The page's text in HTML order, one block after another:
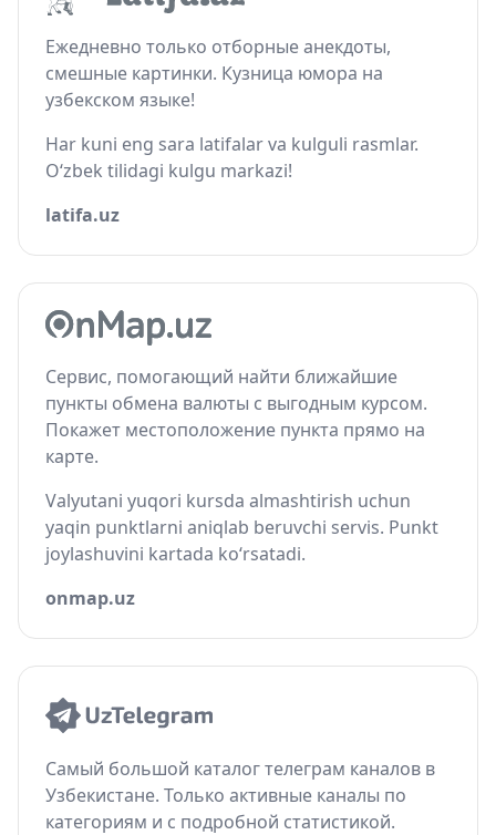
Ежедневно только отборные анекдоты,
смешные картинки. Кузница юмора на
узбекском языке!
Har kuni eng sara latifalar va kulguli rasmlar.
O‘zbek tilidagi kulgu markazi!
latifa.uz
Сервис, помогающий найти ближайшие
пункты обмена валюты с выгодным курсом.
Покажет местоположение пункта прямо на
карте.
Valyutani yuqori kursda almashtirish uchun
yaqin punktlarni aniqlab beruvchi servis. Punkt
joylashuvini kartada ko‘rsatadi.
onmap.uz
Самый большой каталог телеграм каналов в
Узбекистане. Только активные каналы по
категориям и с подробной статистикой.